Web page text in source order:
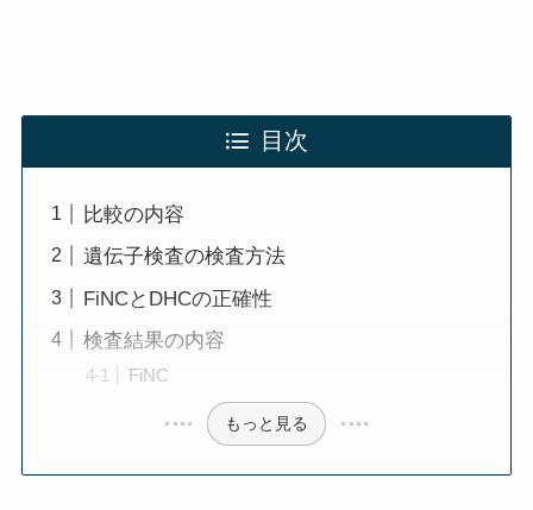
目次
比較の内容
遺伝子検査の検査方法
FiNCとDHCの正確性
検査結果の内容
FiNC
もっと見る